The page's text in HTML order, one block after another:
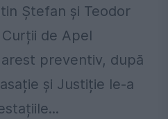
Ștefan și Teodor
de Apel
preventiv, după
și Justiție le-a